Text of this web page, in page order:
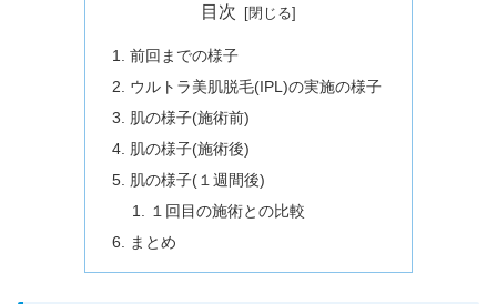
目次
前回までの様子
ウルトラ美肌脱毛(IPL)の実施の様子
肌の様子(施術前)
肌の様子(施術後)
肌の様子(１週間後)
１回目の施術との比較
まとめ